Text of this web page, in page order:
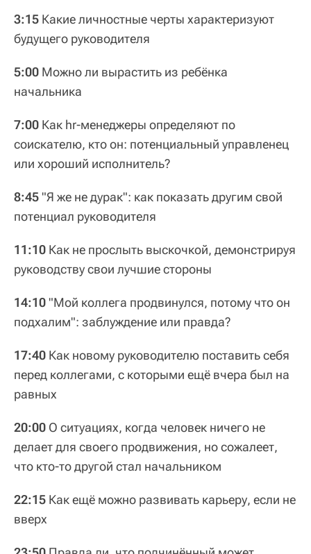
3:15 Какие личностные черты характеризуют
будущего руководителя
5:00 Можно ли вырастить из ребёнка
начальника
7:00 Как hr-менеджеры определяют по
соискателю, кто он: потенциальный управленец
или хороший исполнитель?
8:45 "Я же не дурак": как показать другим свой
потенциал руководителя
11:10 Как не прослыть выскочкой, демонстрируя
руководству свои лучшие стороны
14:10 "Мой коллега продвинулся, потому что он
подхалим": заблуждение или правда?
17:40 Как новому руководителю поставить себя
перед коллегами, с которыми ещё вчера был на
равных
20:00 О ситуациях, когда человек ничего не
делает для своего продвижения, но сожалеет,
что кто-то другой стал начальником
22:15 Как ещё можно развивать карьеру, если не
вверх